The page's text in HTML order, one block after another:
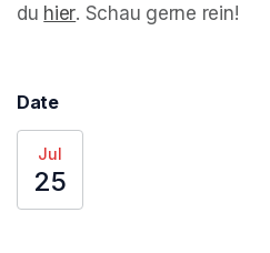
du hier(opens in a new tab)
. Schau gerne rein!
Date
Jul
25